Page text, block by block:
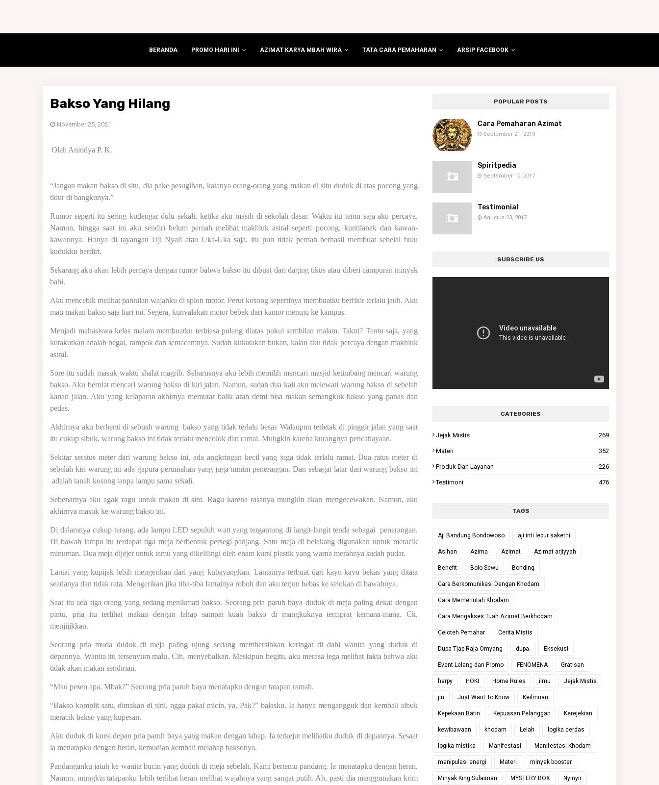
BERANDA PROMO HARI INI AZIMAT KARYA MBAH WIRA TATA CARA PEMAHARAN ARSIP FACEBOOK
Bakso Yang Hilang
November 25, 2021
Oleh Anindya P. K.
“Jangan makan bakso di situ, dia pake pesugihan, katanya orang-orang yang makan di situ duduk di atas pocong yang
tidur di bangkunya.”
Rumor seperti itu sering kudengar dulu sekali, ketika aku masih di sekolah dasar. Waktu itu tentu saja aku percaya.
Namun, hingga saat ini aku sendiri belum pernah melihat makhluk astral seperti pocong, kuntilanak dan kawan-
kawannya. Hanya di tayangan Uji Nyali atau Uka-Uka saja, itu pun tidak pernah berhasil membuat sehelai bulu
kudukku berdiri.
Sekarang aku akan lebih percaya dengan rumor bahwa bakso itu dibuat dari daging tikus atau diberi campuran minyak
babi.
Aku mencebik melihat pantulan wajahku di spion motor. Perut kosong sepertinya membuatku berfikir terlalu jauh. Aku
mau makan bakso saja hari ini. Segera, kunyalakan motor bebek dari kantor menuju ke kampus.
Menjadi mahasiswa kelas malam membuatku terbiasa pulang diatas pukul sembilan malam. Takut? Tentu saja, yang
kutakutkan adalah begal, rampok dan semacamnya. Sudah kukatakan bukan, kalau aku tidak percaya dengan makhluk
astral.
Sore itu sudah masuk waktu shalat magrib. Seharusnya aku lebih memilih mencari masjid ketimbang mencari warung
bakso. Aku berniat mencari warung bakso di kiri jalan. Namun, sudah dua kali aku melewati warung bakso di sebelah
kanan jalan. Aku yang kelaparan akhirnya memutar balik arah demi bisa makan semangkuk bakso yang panas dan
pedas.
Akhirnya aku berhenti di sebuah warung
bakso yang tidak terlalu besar. Walaupun terletak di pinggir jalan yang saat
itu cukup sibuk, warung bakso ini tidak terlalu mencolok dan ramai. Mungkin karena kurangnya pencahayaan.
Sekitar seratus meter dari warung bakso ini, ada angkringan kecil yang juga tidak terlalu ramai. Dua ratus meter di
sebelah kiri warung ini ada gapura perumahan yang juga minim penerangan. Dan sebagai latar dari warung bakso ini
adalah tanah kosong tanpa lampu sama sekali.
Sebenarnya aku agak ragu untuk makan di sini. Ragu karena rasanya mungkin akan mengecewakan. Namun, aku
akhirnya masuk ke warung bakso ini.
Di dalamnya cukup terang, ada lampu LED sepuluh watt yang tergantung di langit-langit tenda sebagai
penerangan.
Di bawah lampu itu terdapat tiga meja berbentuk persegi panjang. Satu meja di belakang digunakan untuk meracik
minuman. Dua meja dijejer untuk tamu yang dikelilingi oleh enam kursi plastik yang warna merahnya sudah pudar.
Lantai yang kupijak lebih mengerikan dari yang kubayangkan. Lantainya terbuat dari kayu-kayu bekas yang ditata
seadanya dan tidak rata. Mengerikan jika tiba-tiba lantainya roboh dan aku terjun bebas ke selokan di bawahnya.
Saat itu ada tiga orang yang sedang menikmati bakso. Seorang pria paruh baya duduk di meja paling dekat dengan
pintu, pria itu terlihat makan dengan lahap sampai kuah bakso di mangkuknya terciprat kemana-mana. Ck,
menjijikkan.
Seorang pria muda duduk di meja paling ujung sedang membersihkan keringat di dahi wanita yang duduk di
depannya. Wanita itu tersenyum malu. Cih, menyebalkan. Meskipun begitu, aku merasa lega melihat fakta bahwa aku
tidak akan makan sendirian.
“Mau pesen apa, Mbak?” Seorang pria paruh baya menatapku dengan tatapan ramah.
“Bakso komplit satu, dimakan di sini, ngga pakai micin, ya, Pak?” balasku. Ia hanya mengangguk dan kembali sibuk
meracik bakso yang kupesan.
Aku duduk di kursi depan pria paruh baya yang makan dengan lahap. Ia terkejut melihatku duduk di depannya. Sesaat
ia menatapku dengan heran, kemudian kembali melahap baksonya.
Pandanganku jatuh ke wanita bucin yang duduk di meja sebelah. Kami bertemu pandang. Ia menatapku dengan heran.
Namun, mungkin tatapanku lebih terlihat heran melihat wajahnya yang sangat putih. Ah, pasti dia menggunakan krim
POPULAR POSTS
Cara Pemaharan Azimat
September 21, 2019
Spiritpedia
September 10, 2017
Testimonial
Agustus 23, 2017
SUBSCRIBE US
CATEGORIES
Jejak Mistis 269
Materi 352
Produk Dan Layanan 226
Testimoni 476
TAGS
Aji Bandung Bondowoso aji inti lebur sakethi
Asihan Azima Azimat Azimat arjiyyah
Benefit Bolo Sewu Bonding
Cara Berkomunikasi Dengan Khodam
Cara Memerintah Khodam
Cara Mengakses Tuah Azimat Berkhodam
Celoteh Pemahar Cerita Mistis
Dupa Tjap Raja Omyang dupa. Eksekusi
Event Lelang dan Promo FENOMENA Gratisan
harpy HOKI Home Rules ilmu Jejak Mistis
jin Just Want To Know Keilmuan
Kepekaan Batin Kepuasan Pelanggan Kerejekian
kewibawaan khodam Lelah logika cerdas
logika mistika Manifestasi Manifestasi Khodam
manipulasi energi Materi minyak booster
Minyak King Sulaiman MYSTERY BOX Nyinyir